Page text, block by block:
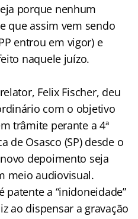
porque nenhum
que assim vem sendo
entrou em vigor) e
naquele juízo.
Felix Fischer, deu
com o objetivo
trâmite perante a 4ª
de Osasco (SP) desde o
depoimento seja
meio audiovisual.
a “inidoneidade”
ao dispensar a gravação